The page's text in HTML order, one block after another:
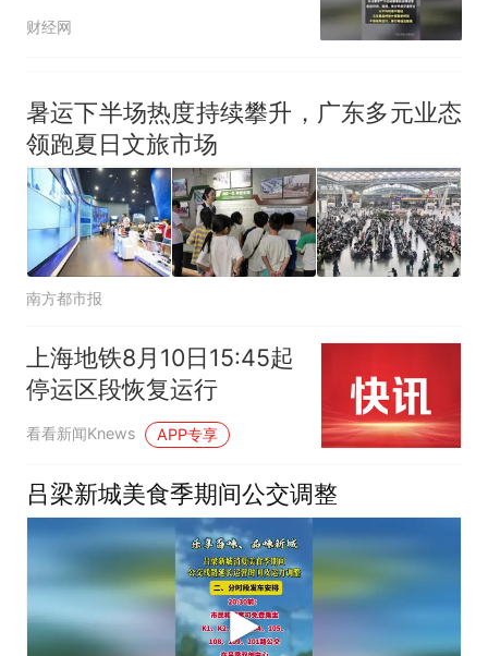
速”！不得推荐逆行禁行等
财经网
暑运下半场热度持续攀升，广东多元业态
领跑夏日文旅市场
南方都市报
上海地铁8月10日15:45起
停运区段恢复运行
看看新闻Knews APP专享
吕梁新城美食季期间公交调整